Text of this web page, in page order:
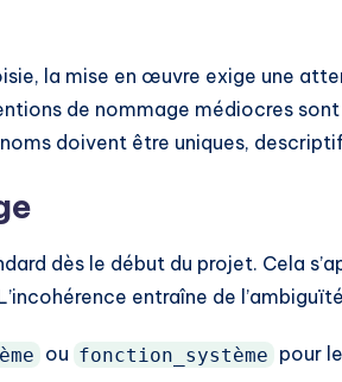
la mise en œuvre exige une
de nommage médiocres
doivent être uniques,
dès le début du projet. Cela
entraîne de
ou fonction_système pour